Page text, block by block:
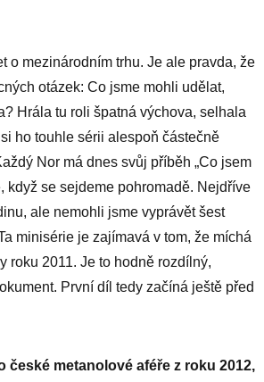
o mezinárodním trhu. Je ale pravda, že
otázek: Co jsme mohli udělat,
Hrála tu roli špatná výchova, selhala
ho touhle sérii alespoň částečně
Nor má dnes svůj příběh „Co jsem
když se sejdeme pohromadě. Nejdříve
ale nemohli jsme vyprávět šest
minisérie je zajímavá v tom, že míchá
roku 2011. Je to hodně rozdílný,
První díl tedy začíná ještě před
metanolové aféře z roku 2012,